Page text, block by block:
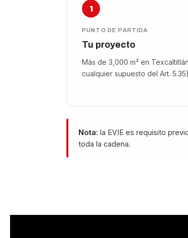
1
PUNTO DE PARTIDA
Tu proyecto
Más de 3,000 m² en
cualquier supuesto del Art.
Nota: la EVIE es requisito
toda la cadena.